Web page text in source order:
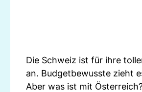
Die Schweiz ist für ihre
an. Budgetbewusste zieht
Aber was ist mit